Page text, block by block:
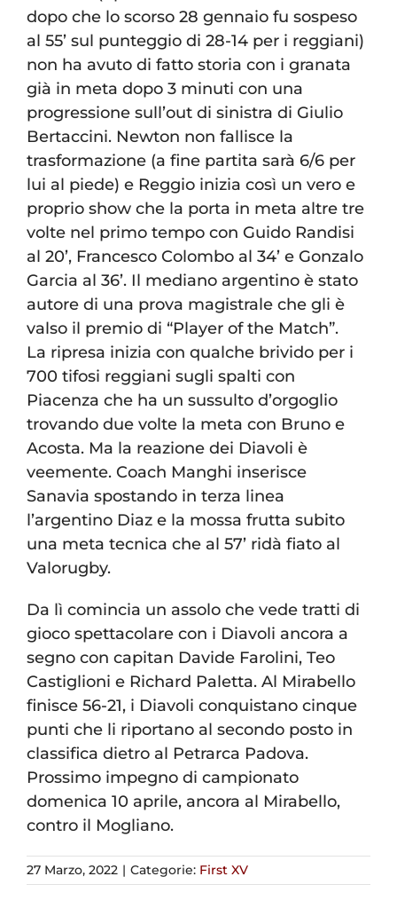
dopo che lo scorso 28 gennaio fu sospeso
al 55’ sul punteggio di 28-14 per i reggiani)
non ha avuto di fatto storia con i granata
già in meta dopo 3 minuti con una
progressione sull’out di sinistra di Giulio
Bertaccini. Newton non fallisce la
trasformazione (a fine partita sarà 6/6 per
lui al piede) e Reggio inizia così un vero e
proprio show che la porta in meta altre tre
volte nel primo tempo con Guido Randisi
al 20’, Francesco Colombo al 34’ e Gonzalo
Garcia al 36’. Il mediano argentino è stato
autore di una prova magistrale che gli è
valso il premio di “Player of the Match”.
La ripresa inizia con qualche brivido per i
700 tifosi reggiani sugli spalti con
Piacenza che ha un sussulto d’orgoglio
trovando due volte la meta con Bruno e
Acosta. Ma la reazione dei Diavoli è
veemente. Coach Manghi inserisce
Sanavia spostando in terza linea
l’argentino Diaz e la mossa frutta subito
una meta tecnica che al 57’ ridà fiato al
Valorugby.
Da lì comincia un assolo che vede tratti di
gioco spettacolare con i Diavoli ancora a
segno con capitan Davide Farolini, Teo
Castiglioni e Richard Paletta. Al Mirabello
finisce 56-21, i Diavoli conquistano cinque
punti che li riportano al secondo posto in
classifica dietro al Petrarca Padova.
Prossimo impegno di campionato
domenica 10 aprile, ancora al Mirabello,
contro il Mogliano.
27 Marzo, 2022 | Categorie: First XV